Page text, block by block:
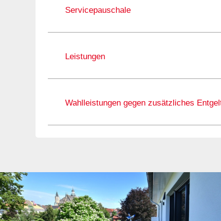
Servicepauschale
Leistungen
Wahlleistungen gegen zusätzliches